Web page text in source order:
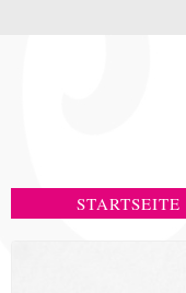
STARTSEITE